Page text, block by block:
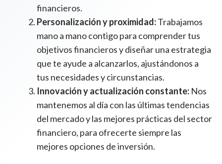
financieros.
Personalización y proximidad:Trabajamos
mano a mano contigo para comprender tus
objetivos financieros y diseñar una estrategia
que te ayude a alcanzarlos, ajustándonos a
tus necesidades y circunstancias.
Innovación y actualización constante: Nos
mantenemos al día con las últimas tendencias
del mercado y las mejores prácticas del sector
financiero, para ofrecerte siempre las
mejores opciones de inversión.